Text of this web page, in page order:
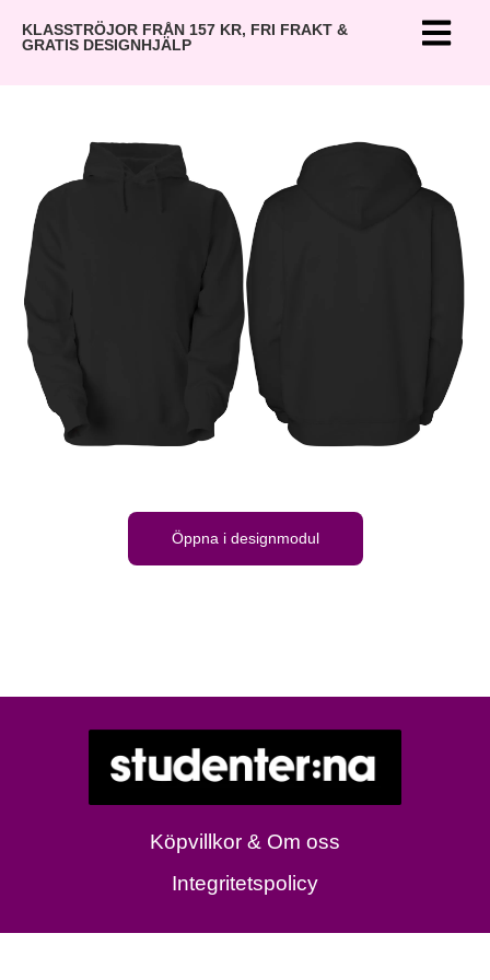
KLASSTRÖJOR FRÅN 157 KR, FRI FRAKT &
GRATIS DESIGNHJÄLP
Öppna i designmodul
Köpvillkor & Om oss
Integritetspolicy